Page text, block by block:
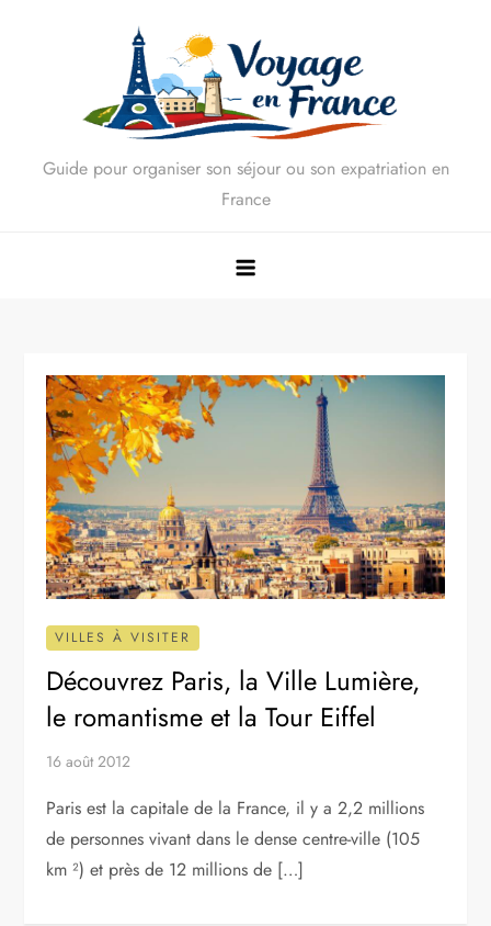
Guide pour organiser son séjour ou son expatriation en
France
VILLES À VISITER
Découvrez Paris, la Ville Lumière,
le romantisme et la Tour Eiffel
16 août 2012
Paris est la capitale de la France, il y a 2,2 millions
de personnes vivant dans le dense centre-ville (105
km ²) et près de 12 millions de […]